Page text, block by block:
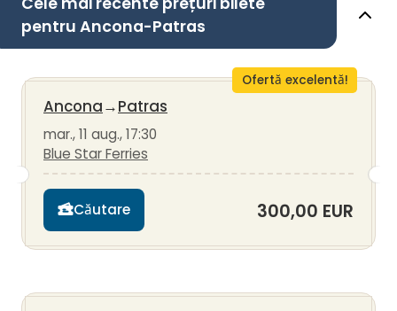
pentru Ancona-Patras
Ofertă excelentă!
Ancona→Patras
mar., 11 aug., 17:30
Blue Star Ferries
Căutare 300,00 EUR